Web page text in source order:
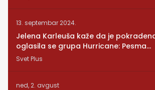
13. septembar 2024.
Jelena Karleuša kaže da je
oglasila se grupa Hurricane: Pesma
RUNDE je naša!
Svet Plus
ned, 2. avgust